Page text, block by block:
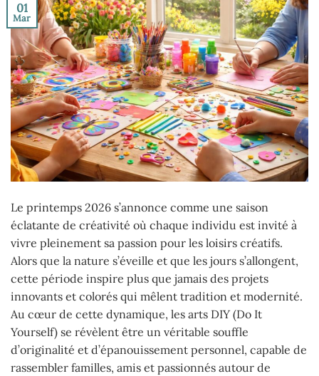
01
Mar
Le printemps 2026 s’annonce comme une saison
éclatante de créativité où chaque individu est invité à
vivre pleinement sa passion pour les loisirs créatifs.
Alors que la nature s’éveille et que les jours s’allongent,
cette période inspire plus que jamais des projets
innovants et colorés qui mêlent tradition et modernité.
Au cœur de cette dynamique, les arts DIY (Do It
Yourself) se révèlent être un véritable souffle
d’originalité et d’épanouissement personnel, capable de
rassembler familles, amis et passionnés autour de